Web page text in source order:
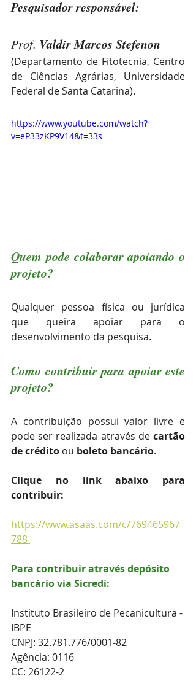
Pesquisador responsável:
Prof. Valdir Marcos Stefenon
(Departamento de Fitotecnia, Centro
de Ciências Agrárias, Universidade
Federal de Santa Catarina).
https://www.youtube.com/watch?
v=eP33zKP9V14&t=33s
Quem pode colaborar apoiando o
projeto?
Qualquer pessoa física ou jurídica
que queira apoiar para o
desenvolvimento da pesquisa.
Como contribuir para apoiar este
projeto?
A contribuição possui valor livre e
pode ser realizada através de cartão
de crédito ou boleto bancário.
Clique no link abaixo para
contribuir:
https://www.asaas.com/c/769465967
788
Para contribuir através depósito
bancário via Sicredi:
Instituto Brasileiro de Pecanicultura -
IBPE
CNPJ: 32.781.776/0001-82
Agência: 0116
CC: 26122-2